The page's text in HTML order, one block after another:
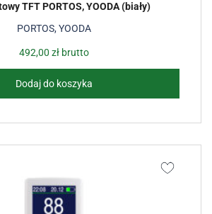
PORTOS, YOODA
TFT PORTOS, YOODA (biały)
492,00 złbrutto
Dodaj do koszyka